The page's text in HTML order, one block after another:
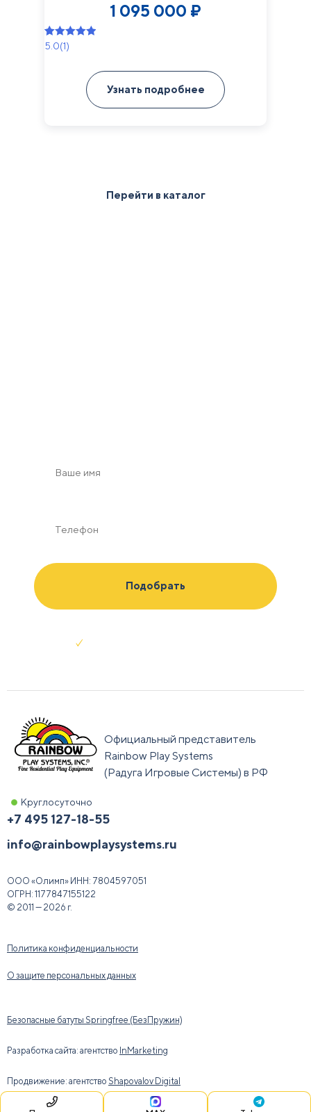
1 095 000 ₽
Рейтинг
1
пользователя
5.0(1)
Узнать подробнее
Перейти в каталог
Официальный представитель
Rainbow Play Systems
(Радуга Игровые Системы) в РФ
Круглосуточно
+7 495 127-18-55
info@rainbowplaysystems.ru
ООО «Олимп» ИНН: 7804597051
ОГРН: 1177847155122
© 2011 — 2026 г.
Политика конфиденциальности
О защите персональных данных
Безопасные батуты Springfree (БезПружин)
Разработка сайта: агентство InMarketing
Продвижение: агентство Shapovalov Digital